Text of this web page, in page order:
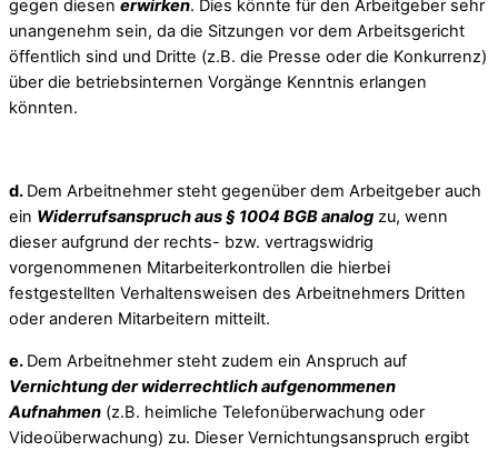
gegen diesen erwirken. Dies könnte für den Arbeitgeber sehr
unangenehm sein, da die Sitzungen vor dem Arbeitsgericht
öffentlich sind und Dritte (z.B. die Presse oder die Konkurrenz)
über die betriebsinternen Vorgänge Kenntnis erlangen
könnten.
d. Dem Arbeitnehmer steht gegenüber dem Arbeitgeber auch
ein Widerrufsanspruch aus § 1004 BGB analog zu, wenn
dieser aufgrund der rechts- bzw. vertragswidrig
vorgenommenen Mitarbeiterkontrollen die hierbei
festgestellten Verhaltensweisen des Arbeitnehmers Dritten
oder anderen Mitarbeitern mitteilt.
e. Dem Arbeitnehmer steht zudem ein Anspruch auf
Vernichtung der widerrechtlich aufgenommenen
Aufnahmen (z.B. heimliche Telefonüberwachung oder
Videoüberwachung) zu. Dieser Vernichtungsanspruch ergibt